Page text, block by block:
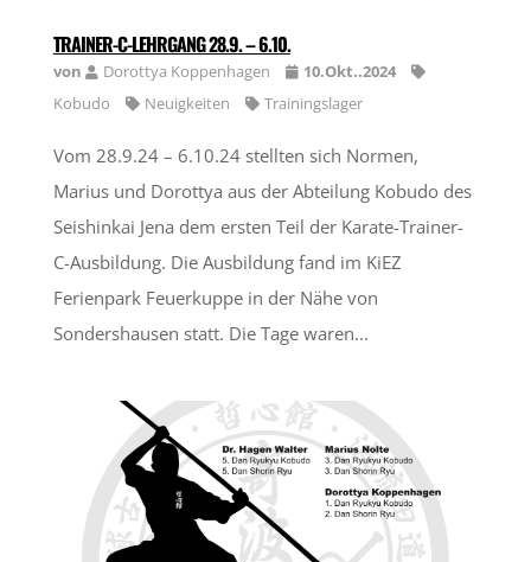
TRAINER-C-LEHRGANG 28.9. – 6.10.
von Dorottya Koppenhagen
10.Okt..2024
Kobudo
Neuigkeiten Trainingslager
Vom 28.9.24 – 6.10.24 stellten sich Normen,
Marius und Dorottya aus der Abteilung Kobudo des
Seishinkai Jena dem ersten Teil der Karate-Trainer-
C-Ausbildung. Die Ausbildung fand im KiEZ
Ferienpark Feuerkuppe in der Nähe von
Sondershausen statt. Die Tage waren...